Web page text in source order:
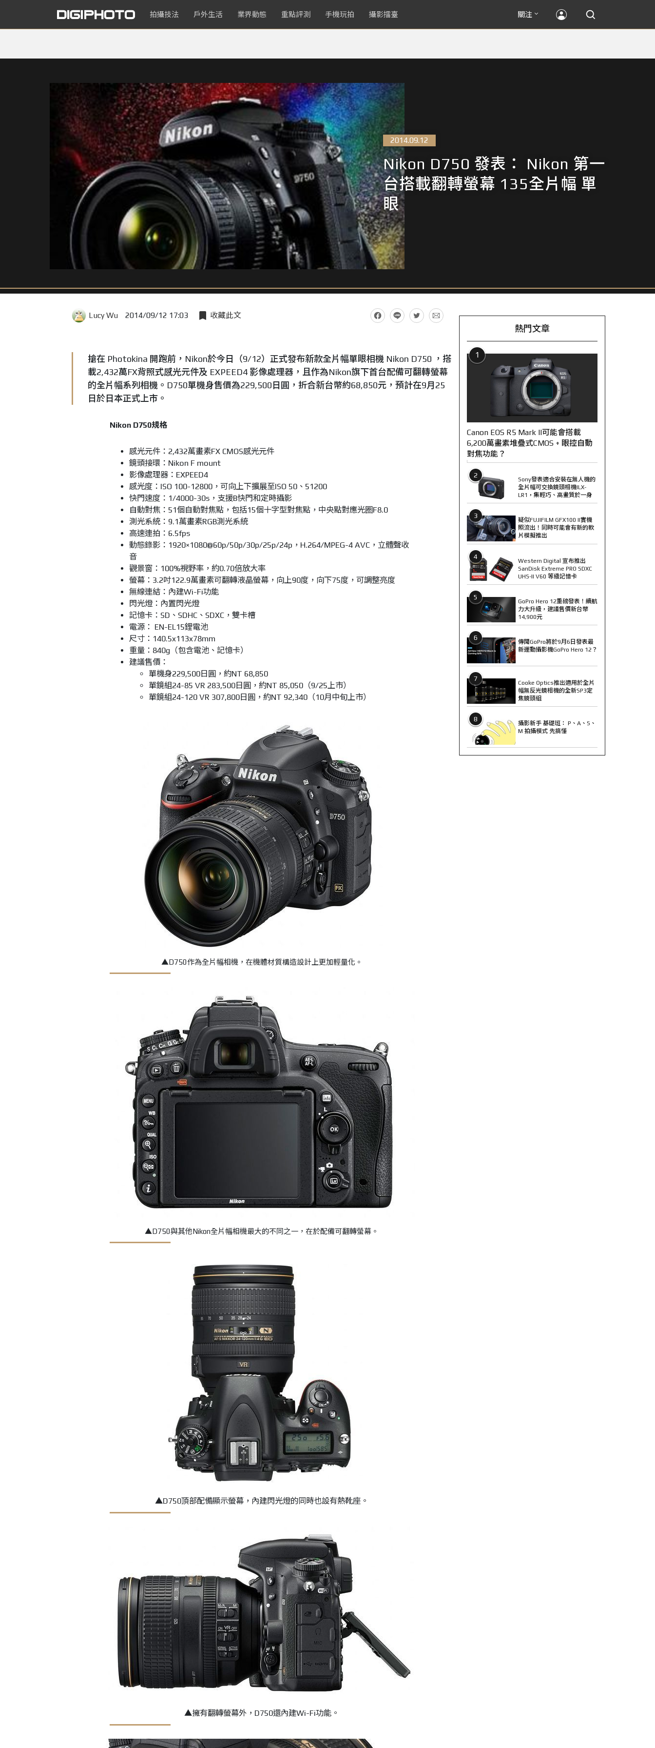
拍攝技法 戶外生活 業界動態 重點評測 手機玩拍 攝影擂臺 關注
2014.09.12
Nikon D750 發表： Nikon 第一
台搭載翻轉螢幕 135全片幅 單
眼
Lucy Wu 2014/09/12 17:03 收藏此文
搶在 Photokina 開跑前，Nikon於今日（9/12）正式發布新款全片幅單眼相機 Nikon D750 ，搭
載2,432萬FX背照式感光元件及 EXPEED4 影像處理器，且作為Nikon旗下首台配備可翻轉螢幕
的全片幅系列相機。D750單機身售價為229,500日圓，折合新台幣約68,850元，預計在9月25
日於日本正式上市。
Nikon D750規格
感光元件：2,432萬畫素FX CMOS感光元件
鏡頭接環：Nikon F mount
影像處理器：EXPEED4
感光度：ISO 100-12800，可向上下擴展至ISO 50、51200
快門速度：1/4000-30s，支援B快門和定時攝影
自動對焦：51個自動對焦點，包括15個十字型對焦點，中央點對應光圈F8.0
測光系統：9.1萬畫素RGB測光系統
高速連拍：6.5fps
動態錄影：1920×1080@60p/50p/30p/25p/24p，H.264/MPEG-4 AVC，立體聲收
音
觀景窗：100%視野率，約0.70倍放大率
螢幕：3.2吋122.9萬畫素可翻轉液晶螢幕，向上90度，向下75度，可調整亮度
無線連結：內建Wi-Fi功能
閃光燈：內置閃光燈
記憶卡：SD、SDHC、SDXC，雙卡槽
電源： EN-EL15鋰電池
尺寸：140.5x113x78mm
重量：840g（包含電池、記憶卡）
建議售價：
單機身229,500日圓，約NT 68,850
單鏡組24-85 VR 283,500日圓，約NT 85,050（9/25上市）
單鏡組24-120 VR 307,800日圓，約NT 92,340（10月中旬上市）
▲D750作為全片幅相機，在機體材質構造設計上更加輕量化。
▲D750與其他Nikon全片幅相機最大的不同之一，在於配備可翻轉螢幕。
▲D750頂部配備顯示螢幕，內建閃光燈的同時也設有熱靴座。
▲擁有翻轉螢幕外，D750還內建Wi-Fi功能。
熱門文章
1
Canon EOS R5 Mark II可能會搭載
6,200萬畫素堆疊式CMOS + 眼控自動
對焦功能？
2
Sony發表適合安裝在無人機的
全片幅可交換鏡頭相機ILX-
LR1，集輕巧、高畫質於一身
3
疑似FUJIFILM GFX100 II實機
照流出！同時可能會有新的軟
片模擬推出
4
Western Digital 宣布推出
SanDisk Extreme PRO SDXC
UHS-II V60 等級記憶卡
5
GoPro Hero 12重磅發表！續航
力大升級，建議售價新台幣
14,900元
6
傳聞GoPro將於9月6日發表最
新運動攝影機GoPro Hero 12？
7
Cooke Optics推出適用於全片
幅無反光鏡相機的全新SP3定
焦鏡頭組
8
攝影新手 基礎班： P、A、S、
M 拍攝模式 先搞懂